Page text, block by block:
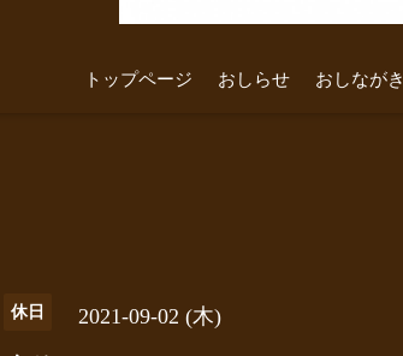
トップページ おしらせ おしながき
休日 2021-09-02 (木)